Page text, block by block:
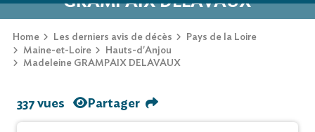
Home Les derniers avis de décès
Pays de la Loire
Maine-et-Loire
Hauts-d'Anjou
Madeleine GRAMPAIX DELAVAUX
337 vues Partager